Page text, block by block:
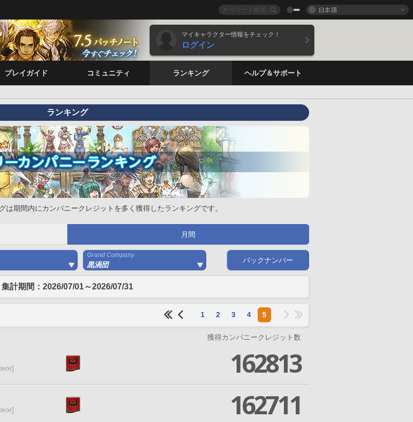
日本語
マイキャラクター情報をチェック！
ログイン
プレイガイド コミュニティ ランキング ヘルプ＆サポート
ランキング
は期間内にカンパニークレジットを多く獲得したランキングです。
月間
Grand Company
黒渦団
バックナンバー
集計期間：2026/07/01～2026/07/31
1 2 3 4 5
獲得カンパニークレジット数
162813
162711